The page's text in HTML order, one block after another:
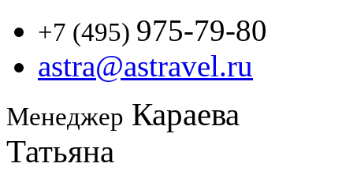
+7 (495) 975-79-80
astra@astravel.ru
Менеджер Караева
Татьяна